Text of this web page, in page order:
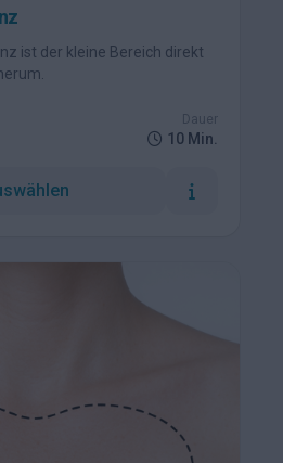
ist der kleine Bereich direkt
Dauer
10 Min.